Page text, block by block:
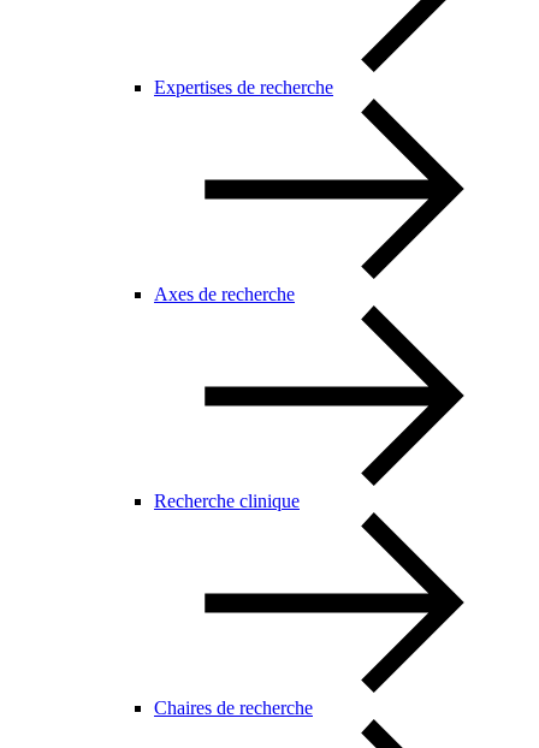
Expertises de recherche
Axes de recherche
Recherche clinique
Chaires de recherche